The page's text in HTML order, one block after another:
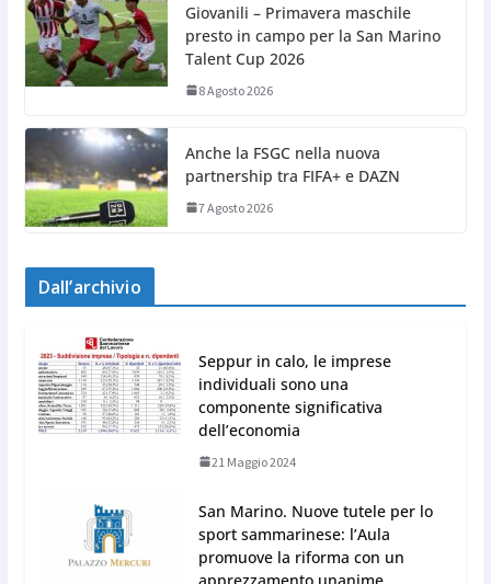
Giovanili – Primavera maschile
presto in campo per la San Marino
Talent Cup 2026
8 Agosto 2026
Anche la FSGC nella nuova
partnership tra FIFA+ e DAZN
7 Agosto 2026
Dall’archivio
Seppur in calo, le imprese
individuali sono una
componente significativa
dell’economia
21 Maggio 2024
San Marino. Nuove tutele per lo
sport sammarinese: l’Aula
promuove la riforma con un
apprezzamento unanime